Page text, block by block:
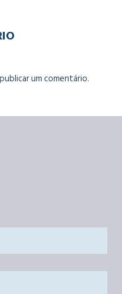
um comentário.